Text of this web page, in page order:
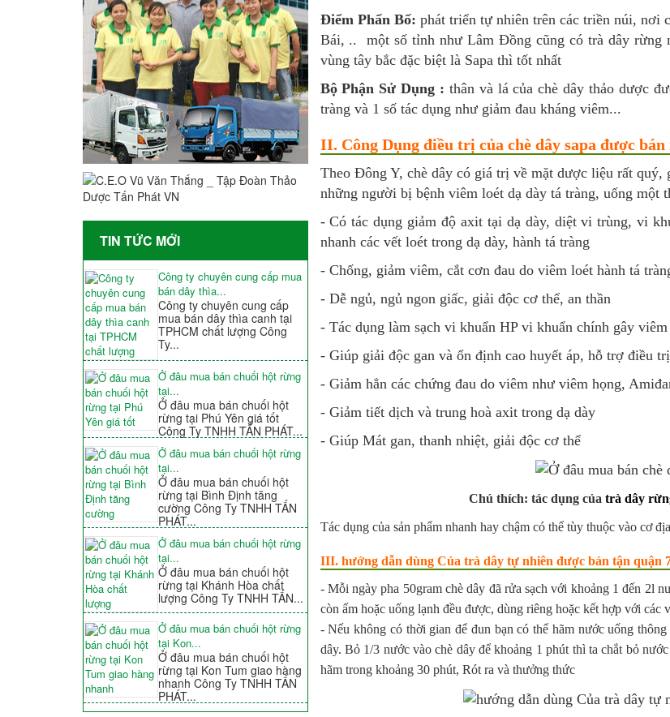
TIN TỨC MỚI
Công ty chuyên cung cấp mua
bán dây thìa...
Công ty chuyên cung cấp
mua bán dây thìa canh tại
TPHCM chất lượng Công
Ty...
Ở đâu mua bán chuối hột rừng
tại...
Ở đâu mua bán chuối hột
rừng tại Phú Yên giá tốt
Công Ty TNHH TẤN PHÁT...
Ở đâu mua bán chuối hột rừng
tại...
Ở đâu mua bán chuối hột
rừng tại Bình Định tăng
cường Công Ty TNHH TẤN
PHÁT...
Ở đâu mua bán chuối hột rừng
tại...
Ở đâu mua bán chuối hột
rừng tại Khánh Hòa chất
lượng Công Ty TNHH TẤN...
Ở đâu mua bán chuối hột rừng
tại Kon...
Ở đâu mua bán chuối hột
rừng tại Kon Tum giao hàng
nhanh Công Ty TNHH TẤN
PHÁT...
Điểm Phấn Bố: phát triển tự nhiên trên các triền núi, nơi
Bái, .. một số tỉnh như Lâm Đồng cũng có trà dây rừng
vùng tây bắc đặc biệt là Sapa thì tốt nhất
Bộ Phận Sử Dụng : thân và lá của chè dây thảo dược
tràng và 1 số tác dụng như giảm đau kháng viêm...
II. Công Dụng điều trị của chè dây sapa được
Theo Đông Y, chè dây có giá trị về mặt dược liệu rất
những người bị bệnh viêm loét dạ dày tá tràng, uống một
- Có tác dụng giảm độ axit tại dạ dày, diệt vi trùng, vi
nhanh các vết loét trong dạ dày, hành tá tràng
- Chống, giảm viêm, cắt cơn đau do viêm loét hành tá
- Dễ ngủ, ngủ ngon giấc, giải độc cơ thể, an thần
- Tác dụng làm sạch vi khuẩn HP vi khuẩn chính gây
- Giúp giải độc gan và ổn định cao huyết áp, hỗ trợ điều
- Giảm hẳn các chứng đau do viêm như viêm họng,
- Giảm tiết dịch và trung hoà axit trong dạ dày
- Giúp Mát gan, thanh nhiệt, giải độc cơ thể
Chú thích: tác dụng củatrà dây
Tác dụng của sản phẩm nhanh hay chậm có thể tùy thuộc vào cơ
III. hướng dẫn dùng Của trà dây tự nhiên được bán tận quận
- Mỗi ngày pha 50gram chè dây đã rửa sạch với khoảng 1 đến 2l
còn ấm hoặc uống lạnh đều được, dùng riêng hoặc kết hợp với các
- Nếu không có thời gian để đun bạn có thể hãm nước uống
dây. Bỏ 1/3 nước vào chè dây để khoảng 1 phút thì ta chắt bỏ
hãm trong khoảng 30 phút, Rót ra và thưởng thức